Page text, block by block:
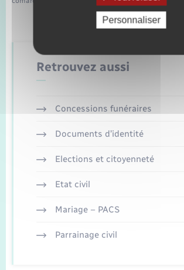
Retrouvez aussi
Concessions funéraires
Documents d’identité
Elections et citoyenneté
Etat civil
Mariage – PACS
Parrainage civil
Personnaliser